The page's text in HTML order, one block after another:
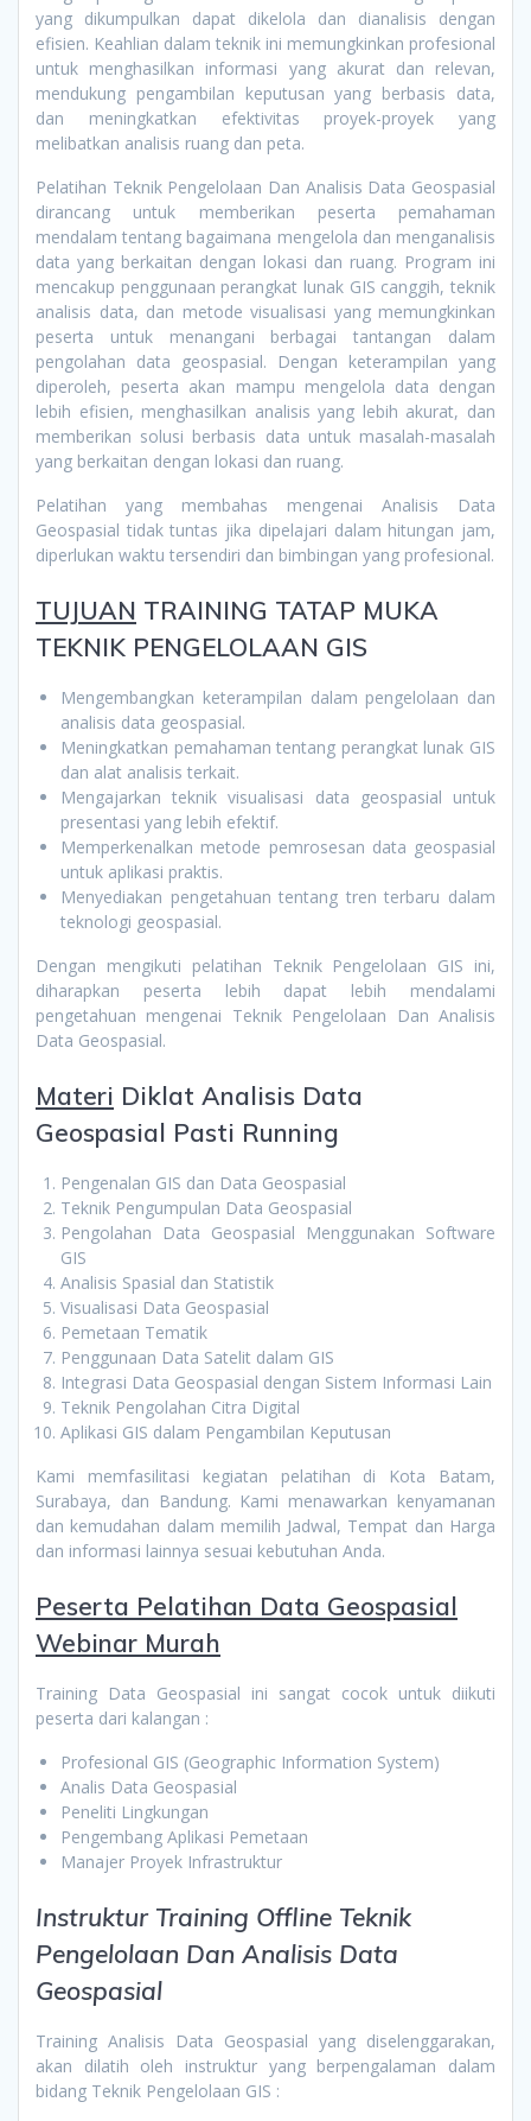
yang dikumpulkan dapat dikelola dan dianalisis dengan
efisien. Keahlian dalam teknik ini memungkinkan profesional
untuk menghasilkan informasi yang akurat dan relevan,
mendukung pengambilan keputusan yang berbasis data,
dan meningkatkan efektivitas proyek-proyek yang
melibatkan analisis ruang dan peta.
Pelatihan Teknik Pengelolaan Dan Analisis Data Geospasial
dirancang untuk memberikan peserta pemahaman
mendalam tentang bagaimana mengelola dan menganalisis
data yang berkaitan dengan lokasi dan ruang. Program ini
mencakup penggunaan perangkat lunak GIS canggih, teknik
analisis data, dan metode visualisasi yang memungkinkan
peserta untuk menangani berbagai tantangan dalam
pengolahan data geospasial. Dengan keterampilan yang
diperoleh, peserta akan mampu mengelola data dengan
lebih efisien, menghasilkan analisis yang lebih akurat, dan
memberikan solusi berbasis data untuk masalah-masalah
yang berkaitan dengan lokasi dan ruang.
Pelatihan yang membahas mengenai Analisis Data
Geospasial tidak tuntas jika dipelajari dalam hitungan jam,
diperlukan waktu tersendiri dan bimbingan yang profesional.
TUJUAN TRAINING TATAP MUKA
TEKNIK PENGELOLAAN GIS
Mengembangkan keterampilan dalam pengelolaan dan
analisis data geospasial.
Meningkatkan pemahaman tentang perangkat lunak GIS
dan alat analisis terkait.
Mengajarkan teknik visualisasi data geospasial untuk
presentasi yang lebih efektif.
Memperkenalkan metode pemrosesan data geospasial
untuk aplikasi praktis.
Menyediakan pengetahuan tentang tren terbaru dalam
teknologi geospasial.
Dengan mengikuti pelatihan Teknik Pengelolaan GIS ini,
diharapkan peserta lebih dapat lebih mendalami
pengetahuan mengenai Teknik Pengelolaan Dan Analisis
Data Geospasial.
Materi Diklat Analisis Data
Geospasial Pasti Running
Pengenalan GIS dan Data Geospasial
Teknik Pengumpulan Data Geospasial
Pengolahan Data Geospasial Menggunakan Software
GIS
Analisis Spasial dan Statistik
Visualisasi Data Geospasial
Pemetaan Tematik
Penggunaan Data Satelit dalam GIS
Integrasi Data Geospasial dengan Sistem Informasi Lain
Teknik Pengolahan Citra Digital
Aplikasi GIS dalam Pengambilan Keputusan
Kami memfasilitasi kegiatan pelatihan di Kota Batam,
Surabaya, dan Bandung. Kami menawarkan kenyamanan
dan kemudahan dalam memilih Jadwal, Tempat dan Harga
dan informasi lainnya sesuai kebutuhan Anda.
Peserta Pelatihan Data Geospasial
Webinar Murah
Training Data Geospasial ini sangat cocok untuk diikuti
peserta dari kalangan :
Profesional GIS (Geographic Information System)
Analis Data Geospasial
Peneliti Lingkungan
Pengembang Aplikasi Pemetaan
Manajer Proyek Infrastruktur
Instruktur Training Offline Teknik
Pengelolaan Dan Analisis Data
Geospasial
Training Analisis Data Geospasial yang diselenggarakan,
akan dilatih oleh instruktur yang berpengalaman dalam
bidang Teknik Pengelolaan GIS :